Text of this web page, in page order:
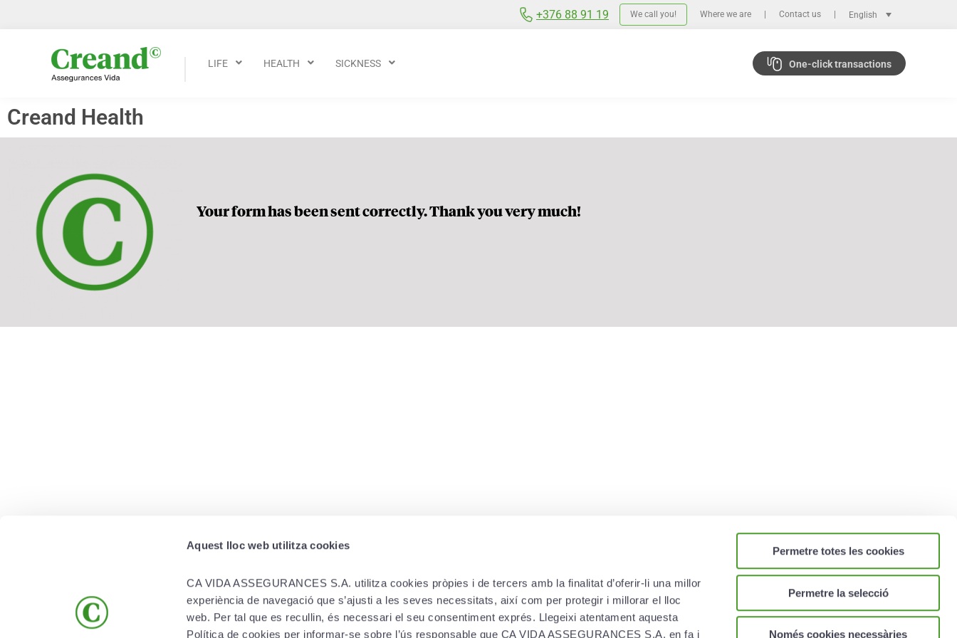
Aquest lloc web utilitza cookies
CA VIDA ASSEGURANCES S.A. utilitza cookies pròpies i de tercers amb la finalitat d’oferir-li una millor
experiència de navegació que s’ajusti a les seves necessitats, així com per protegir i millorar el lloc
web. Per tal que es recullin, és necessari el seu consentiment exprés. Llegeixi atentament aquesta
Política de cookies per informar-se sobre l’ús responsable que CA VIDA ASSEGURANCES S.A. en fa i
Permetre totes les cookies
Permetre la selecció
Només cookies necessàries
+376 88 91 19 We call you! Where we are Contact us English
LIFE HEALTH SICKNESS One-click transactions
Creand Health
Your form has been sent correctly. Thank you very much!
Health
App Creand Vida
Compare our health insurance policies
Cookie policy
Privacy and personal